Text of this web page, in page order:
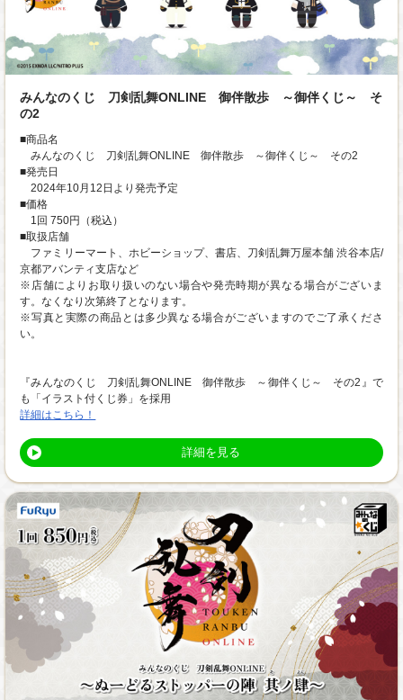
みんなのくじ 刀剣乱舞ONLINE 御伴散歩 ～御伴くじ～ そ
の2
■商品名
みんなのくじ 刀剣乱舞ONLINE 御伴散歩 ～御伴くじ～ その2
■発売日
2024年10月12日より発売予定
■価格
1回 750円（税込）
■取扱店舗
ファミリーマート、ホビーショップ、書店、刀剣乱舞万屋本舗 渋谷本店/
京都アバンティ支店など
※店舗によりお取り扱いのない場合や発売時期が異なる場合がございま
す。なくなり次第終了となります。
※写真と実際の商品とは多少異なる場合がございますのでご了承くださ
い。
『みんなのくじ 刀剣乱舞ONLINE 御伴散歩 ～御伴くじ～ その2』で
も「イラスト付くじ券」を採用
詳細はこちら！
詳細を見る